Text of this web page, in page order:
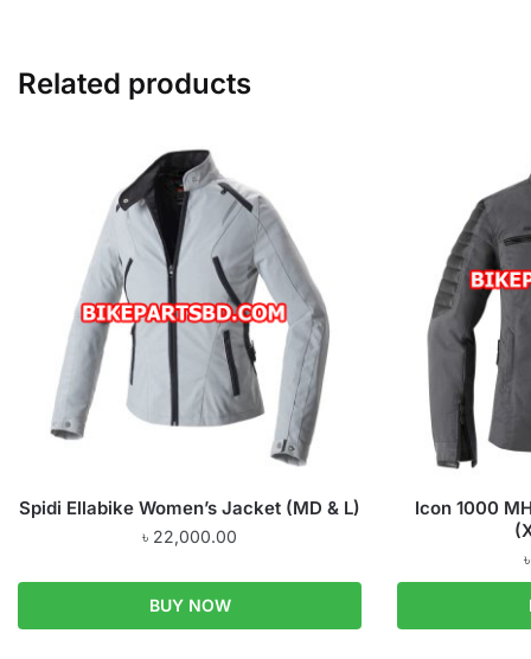
Related products
Spidi Ellabike Women’s Jacket (MD & L)
৳ 22,000.00
BUY NOW
Icon 1000